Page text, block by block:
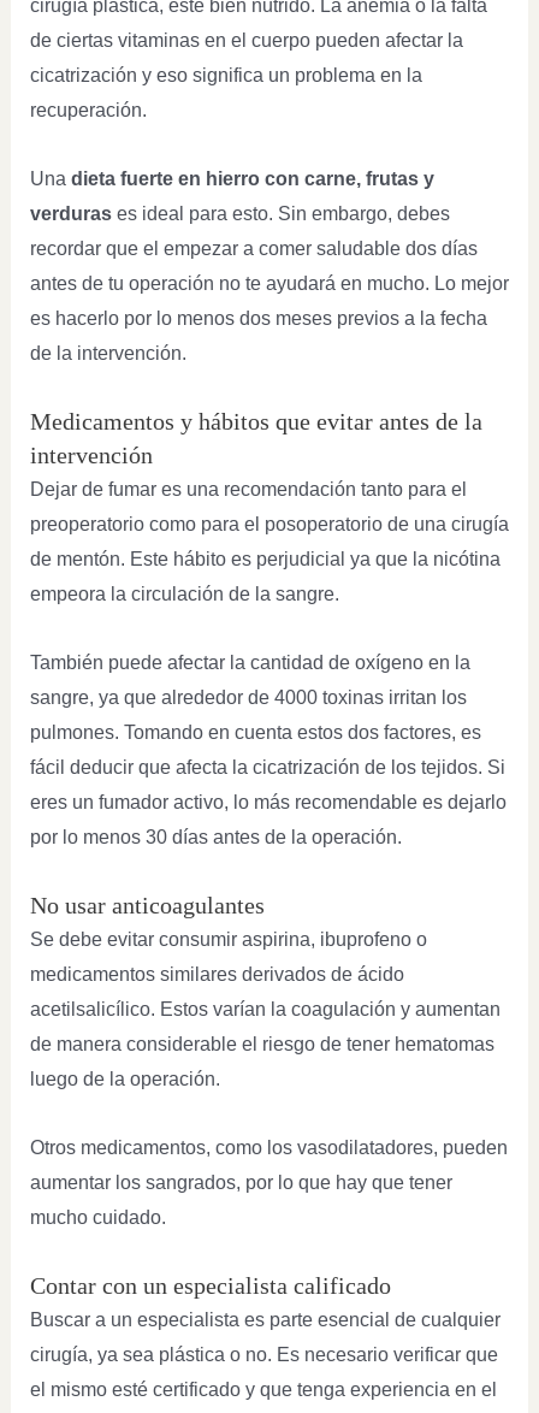
cirugía plástica, esté bien nutrido. La anemia o la falta
de ciertas vitaminas en el cuerpo pueden afectar la
cicatrización y eso significa un problema en la
recuperación.
Una dieta fuerte en hierro con carne, frutas y
verdurases ideal para esto. Sin embargo, debes
recordar que el empezar a comer saludable dos días
antes de tu operación no te ayudará en mucho. Lo mejor
es hacerlo por lo menos dos meses previos a la fecha
de la intervención.
Medicamentos y hábitos que evitar antes de la
intervención
Dejar de fumar es una recomendación tanto para el
preoperatorio como para el posoperatorio de una cirugía
de mentón. Este hábito es perjudicial ya que la nicótina
empeora la circulación de la sangre.
También puede afectar la cantidad de oxígeno en la
sangre, ya que alrededor de 4000 toxinas irritan los
pulmones. Tomando en cuenta estos dos factores, es
fácil deducir que afecta la cicatrización de los tejidos. Si
eres un fumador activo, lo más recomendable es dejarlo
por lo menos 30 días antes de la operación.
No usar anticoagulantes
Se debe evitar consumir aspirina, ibuprofeno o
medicamentos similares derivados de ácido
acetilsalicílico. Estos varían la coagulación y aumentan
de manera considerable el riesgo de tener hematomas
luego de la operación.
Otros medicamentos, como los vasodilatadores, pueden
aumentar los sangrados, por lo que hay que tener
mucho cuidado.
Contar con un especialista calificado
Buscar a un especialista es parte esencial de cualquier
cirugía, ya sea plástica o no. Es necesario verificar que
el mismo esté certificado y que tenga experiencia en el